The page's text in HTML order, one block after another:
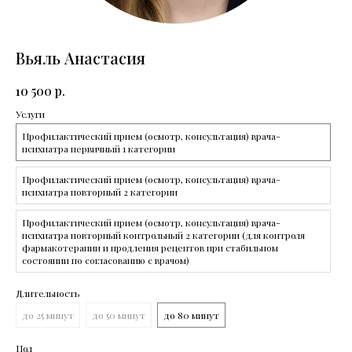
Вьяль Анастасия
10 500 р.
Услуги
Профилактический прием (осмотр, консультация) врача-
психиатра первичный 1 категории
Профилактический прием (осмотр, консультация) врача-
психиатра повторный 2 категории
Профилактический прием (осмотр, консультация) врача-
психиатра повторный контрольный 2 категории (для контроля
фармакотерапии и продления рецептов при стабильном
состоянии по согласованию с врачом)
Длительность
до 25 минут
до 50 минут до 80 минут
Пол
СМИ о нас
СМИ пишут